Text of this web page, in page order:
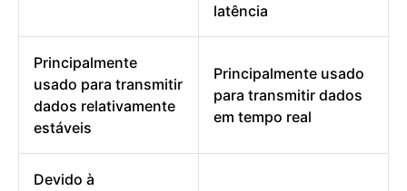
latência
Principalmente
usado para transmitir
dados relativamente
estáveis
Principalmente usado
para transmitir dados
em tempo real
Devido à